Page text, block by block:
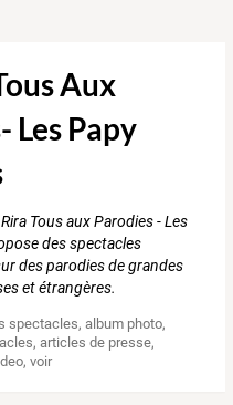
Aux
Les Papy
Tous aux Parodies - Les
des spectacles
des parodies de grandes
et étrangères.
spectacles,album photo,
,articles de presse,
,voir